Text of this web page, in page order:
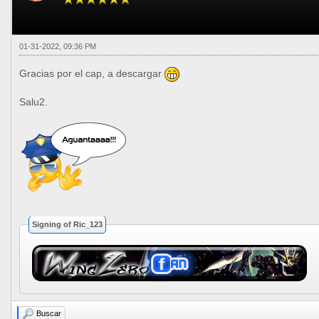
01-31-2022, 09:36 PM
Gracias por el cap, a descargar
Salu2.
Signing of Ric_123
Buscar